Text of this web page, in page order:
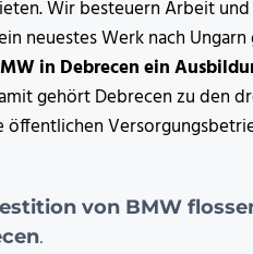
Wir besteuern Arbeit
neuestes Werk nach
in Debrecen ein
gehört Debrecen zu den
von BMW
.